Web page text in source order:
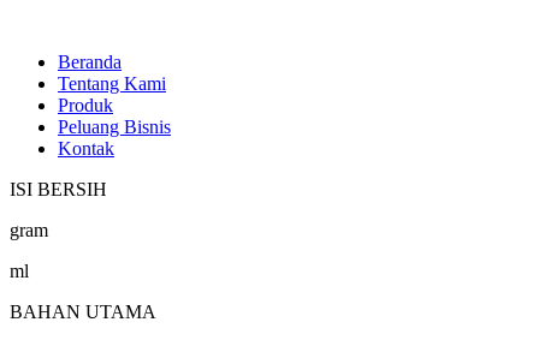
Beranda
Tentang Kami
Produk
Peluang Bisnis
Kontak
ISI BERSIH
gram
ml
BAHAN UTAMA